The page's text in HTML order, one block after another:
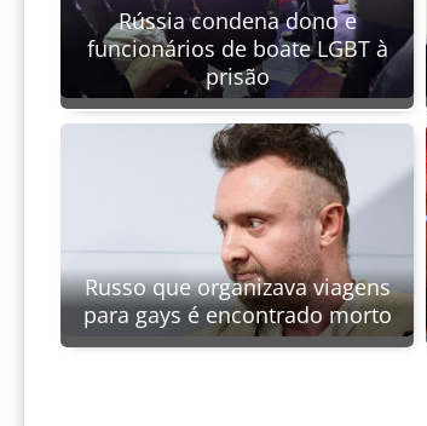
Rússia condena dono e
funcionários de boate LGBT à
prisão
Russo que organizava viagens
para gays é encontrado morto